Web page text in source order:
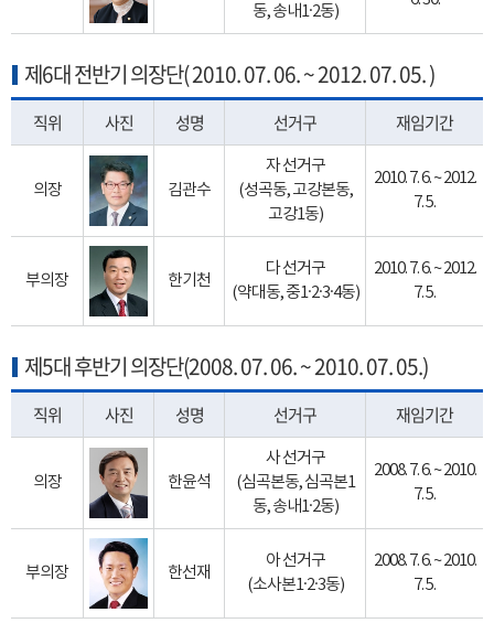
동, 송내1·2동)
제6대 전반기 의장단( 2010. 07. 06. ~ 2012. 07. 05. )
직위 사진 성명 선거구 재임기간
의장 김관수
자 선거구
(성곡동, 고강본동,
고강1동)
2010. 7. 6. ~ 2012.
7. 5.
부의장 한기천
다 선거구
(약대동, 중1·2·3·4동)
2010. 7. 6. ~ 2012.
7. 5.
제5대 후반기 의장단(2008. 07. 06. ~ 2010. 07. 05.)
직위 사진 성명 선거구 재임기간
의장 한윤석
사 선거구
(심곡본동, 심곡본1
동, 송내1·2동)
2008. 7. 6. ~ 2010.
7. 5.
부의장 한선재
아 선거구
(소사본1·2·3동)
2008. 7. 6. ~ 2010.
7. 5.